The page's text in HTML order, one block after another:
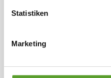
Statistiken
Marketing